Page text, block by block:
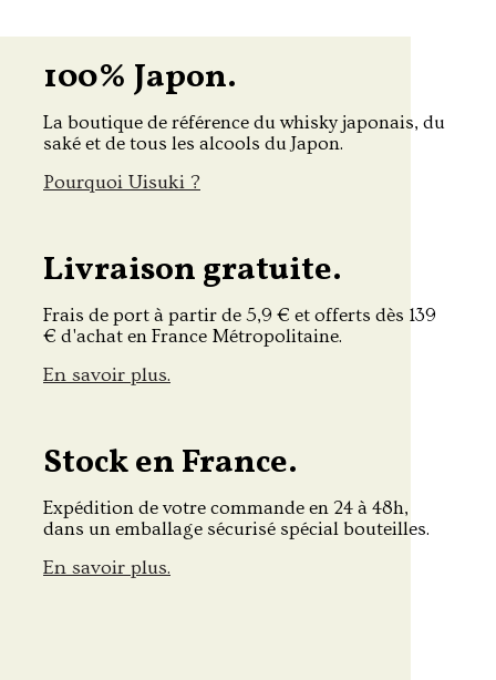
100% Japon.
La boutique de référence du whisky japonais, du
saké et de tous les alcools du Japon.
Pourquoi Uisuki ?
Livraison gratuite.
Frais de port à partir de 5,9 € et offerts dès 139
€ d'achat en France Métropolitaine.
En savoir plus.
Stock en France.
Expédition de votre commande en 24 à 48h,
dans un emballage sécurisé spécial bouteilles.
En savoir plus.